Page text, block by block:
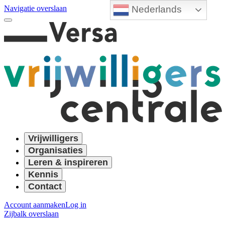
Nederlands
Navigatie overslaan
Vrijwilligers
Organisaties
Leren & inspireren
Kennis
Contact
Account aanmakenLog in
Zijbalk overslaan